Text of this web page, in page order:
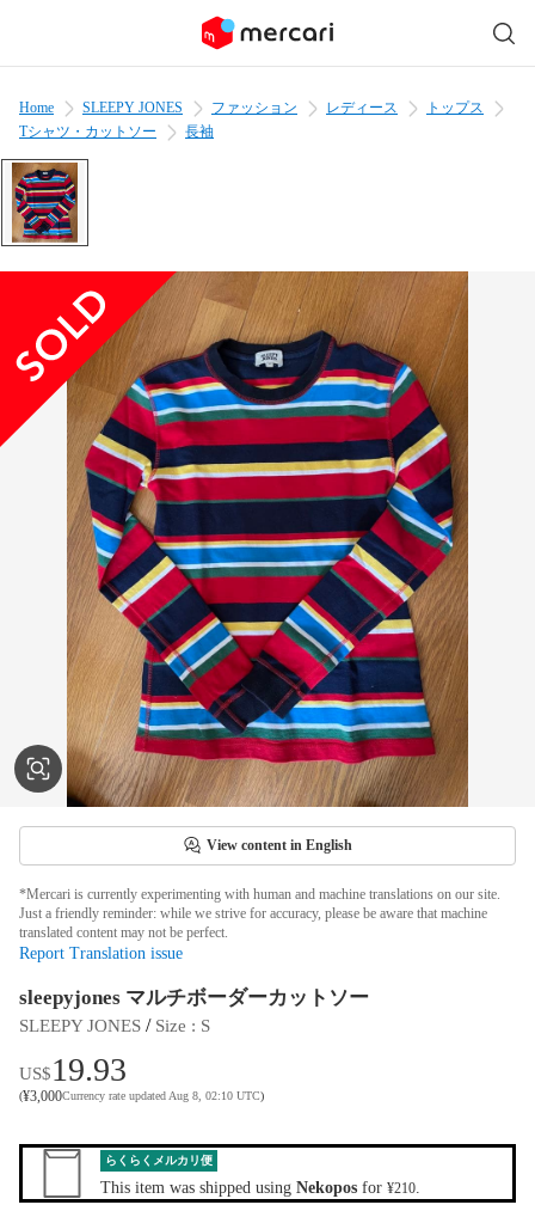
Home SLEEPY JONES ファッション レディース
トップス
Tシャツ・カットソー
長袖
View content in English
*Mercari is currently experimenting with human and machine translations on our site.
Just a friendly reminder: while we strive for accuracy, please be aware that machine
translated content may not be perfect.
Report Translation issue
sleepyjones マルチボーダーカットソー
SLEEPY JONES / Size : S
US$19.93
(¥3,000Currency rate updated Aug 8, 02:10 UTC)
らくらくメルカリ便
This item was shipped using Nekopos for ¥210